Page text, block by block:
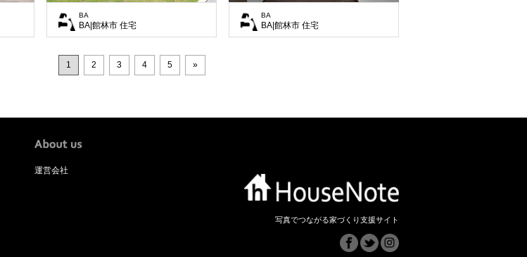
BA
BA|館林市 住宅
BA
BA|館林市 住宅
1 2 3 4 5 »
運営会社
写真でつながる家づくり支援サイト